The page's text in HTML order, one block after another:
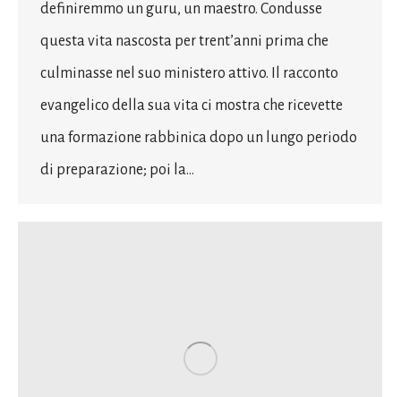
definiremmo un guru, un maestro. Condusse
questa vita nascosta per trent’anni prima che
culminasse nel suo ministero attivo. Il racconto
evangelico della sua vita ci mostra che ricevette
una formazione rabbinica dopo un lungo periodo
di preparazione; poi la…